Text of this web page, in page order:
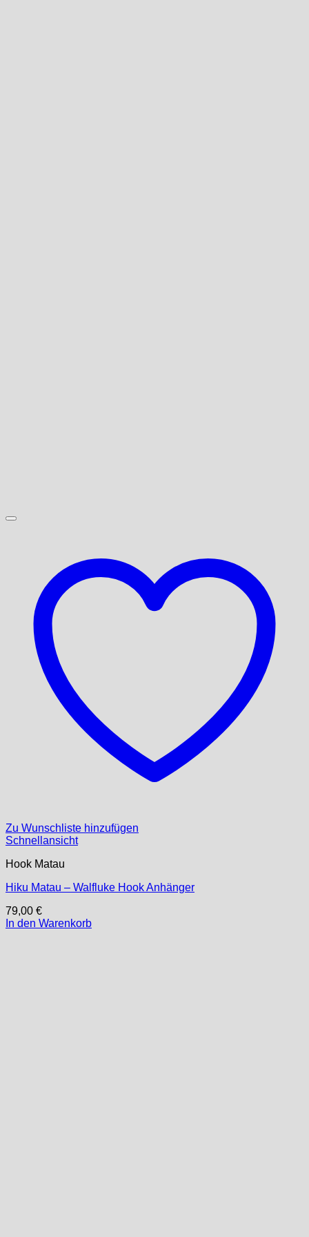
Zu Wunschliste hinzufügen
Schnellansicht
Hook Matau
Hiku Matau – Walfluke Hook Anhänger
79,00 €
In den Warenkorb